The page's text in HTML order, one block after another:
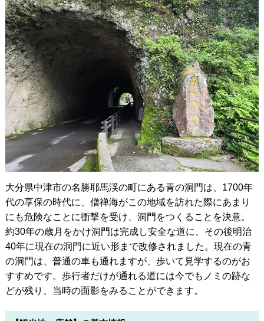
大分県中津市の名勝耶馬渓の町にある青の洞門は、1700年
代の享保の時代に、僧禅海がこの地域を訪れた際にあまり
にも危険なことに衝撃を受け、洞門をつくることを決意。
約30年の歳月をかけ洞門は完成し安全な道に、その後明治
40年に現在の洞門に近い形まで改修されました。現在の青
の洞門は、普通の車も通れますが、歩いて見学するのがお
すすめです。歩行者だけが通れる道には今でもノミの跡な
どが残り、当時の面影をみることができます。